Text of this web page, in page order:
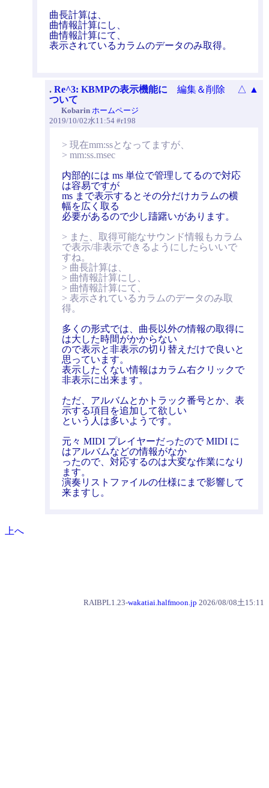
曲長計算は、
曲情報計算にし、
曲情報計算にて、
表示されているカラムのデータのみ取得。
. Re^3: KBMPの表示機能に
ついて
Kobarin ホームページ
2019/10/02水11:54 #r198
編集＆削除 △ ▲
> 現在mm:ssとなってますが、
> mm:ss.msec
内部的には ms 単位で管理してるので対応
は容易ですが
ms まで表示するとその分だけカラムの横
幅を広く取る
必要があるので少し躊躇いがあります。
> また、取得可能なサウンド情報もカラム
で表示/非表示できるようにしたらいいで
すね。
> 曲長計算は、
> 曲情報計算にし、
> 曲情報計算にて、
> 表示されているカラムのデータのみ取
得。
多くの形式では、曲長以外の情報の取得に
は大した時間がかからない
ので表示と非表示の切り替えだけで良いと
思っています。
表示したくない情報はカラム右クリックで
非表示に出来ます。
ただ、アルバムとかトラック番号とか、表
示する項目を追加して欲しい
という人は多いようです。
元々 MIDI プレイヤーだったので MIDI に
はアルバムなどの情報がなか
ったので、対応するのは大変な作業になり
ます。
演奏リストファイルの仕様にまで影響して
来ますし。
上へ
RAIBPL1.23-wakatiai.halfmoon.jp 2026/08/08土15:11